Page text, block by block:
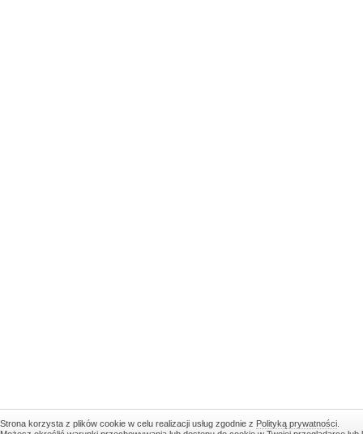
Strona korzysta z plików cookie w celu realizacji usług zgodnie z Polityką prywatności